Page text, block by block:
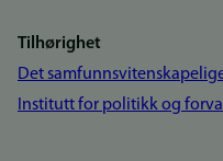
Tilhørighet
Det
Institutt for politikk og